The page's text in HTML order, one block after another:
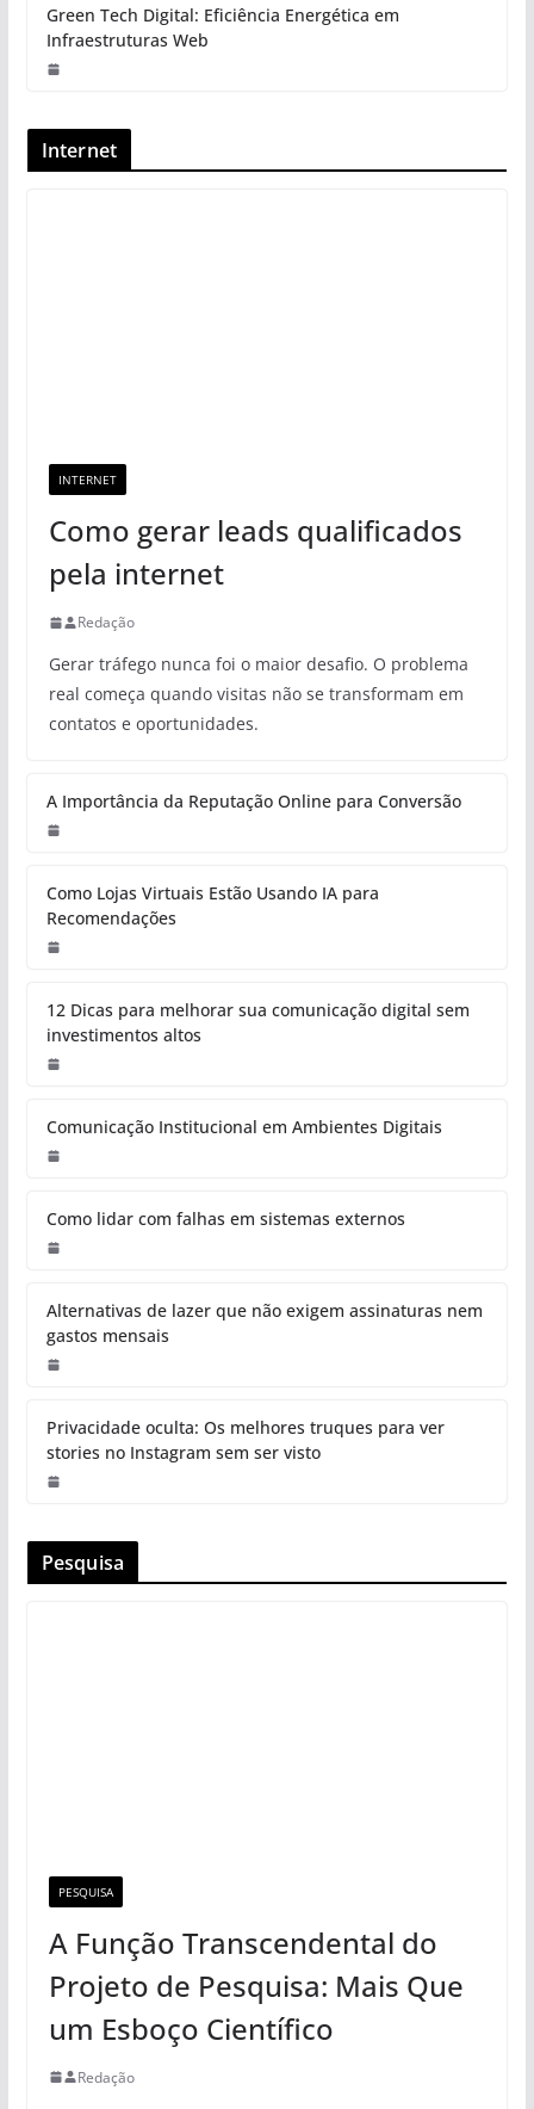
Green Tech Digital: Eficiência Energética em
Infraestruturas Web
Internet
INTERNET
Como gerar leads qualificados
pela internet
Redação
Gerar tráfego nunca foi o maior desafio. O problema
real começa quando visitas não se transformam em
contatos e oportunidades.
A Importância da Reputação Online para Conversão
Como Lojas Virtuais Estão Usando IA para
Recomendações
12 Dicas para melhorar sua comunicação digital sem
investimentos altos
Comunicação Institucional em Ambientes Digitais
Como lidar com falhas em sistemas externos
Alternativas de lazer que não exigem assinaturas nem
gastos mensais
Privacidade oculta: Os melhores truques para ver
stories no Instagram sem ser visto
Pesquisa
PESQUISA
A Função Transcendental do
Projeto de Pesquisa: Mais Que
um Esboço Científico
Redação